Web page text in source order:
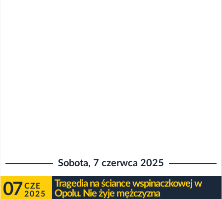
Sobota, 7 czerwca 2025
07 CZE
2025
Tragedia na ściance wspinaczkowej w
Opolu. Nie żyje mężczyzna